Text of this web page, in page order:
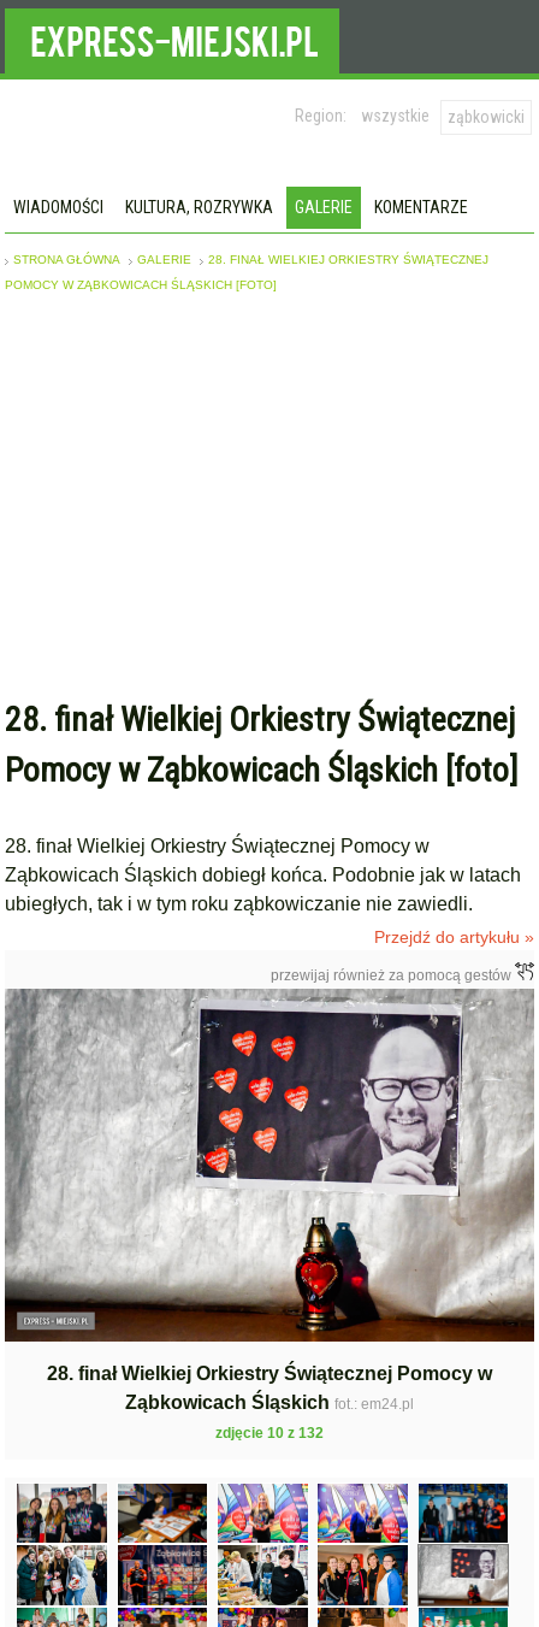
Region: wszystkie ząbkowicki
WIADOMOŚCI KULTURA, ROZRYWKA GALERIE KOMENTARZE
STRONA GŁÓWNA GALERIE
28. FINAŁ WIELKIEJ ORKIESTRY ŚWIĄTECZNEJ
POMOCY W ZĄBKOWICACH ŚLĄSKICH [FOTO]
28. finał Wielkiej Orkiestry Świątecznej
Pomocy w Ząbkowicach Śląskich [foto]
28. finał Wielkiej Orkiestry Świątecznej Pomocy w
Ząbkowicach Śląskich dobiegł końca. Podobnie jak w latach
ubiegłych, tak i w tym roku ząbkowiczanie nie zawiedli.
Przejdź do artykułu »
przewijaj również za pomocą gestów
28. finał Wielkiej Orkiestry Świątecznej Pomocy w
Ząbkowicach Śląskich fot.: em24.pl
zdjęcie 10 z 132